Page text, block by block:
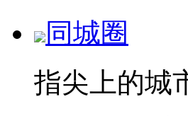
同城圈
指尖上的城